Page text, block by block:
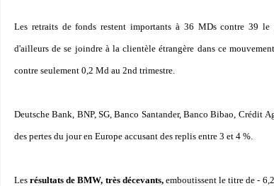
Les retraits de fonds restent importants à 36 MDs contre 39 le
d'ailleurs de se joindre à la clientèle étrangère dans ce
contre seulement 0,2 Md au 2nd trimestre.
Deutsche Bank, BNP, SG, Banco Santander, Banco Bibao, Crédit
des pertes du jour en Europe accusant des replis entre 3 et 4 %.
Lesrésultats de BMW, très décevants,emboutissent le titre de -